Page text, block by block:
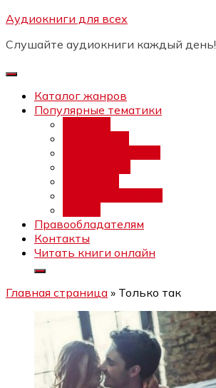
Перейти
содержимому
Аудиокниги для всех
Слушайте аудиокниги каждый день!
Каталог жанров
Популярные тематики
Правообладателям
Контакты
Читать книги онлайн
Главная страница » Только так
Бесплатный интенсив:
каналов"